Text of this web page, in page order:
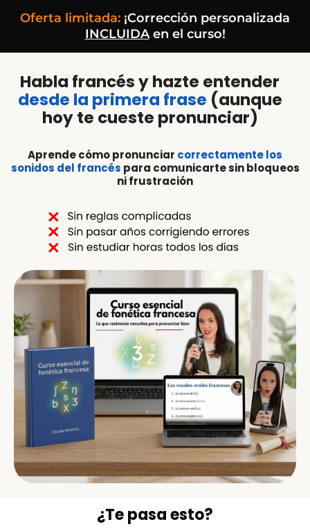
Oferta limitada: ¡Corrección personalizada
INCLUIDAen el curso!
Habla francés y hazte entender
desde la primera frase (aunque
hoy te cueste pronunciar)
Aprende cómo pronunciar correctamente los
sonidos del francés para comunicarte sin bloqueos
ni frustración
¿Te pasa esto?